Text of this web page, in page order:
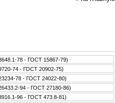
78 - ГОСТ 15867-79)
74 - ГОСТ 20902-75)
78 - ГОСТ 24022-80)
94 - ГОСТ 27180-86)
96 - ГОСТ 473.8-81)